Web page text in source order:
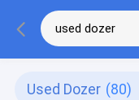
Used Dozer (80)